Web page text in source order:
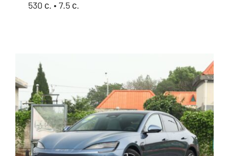
530 с. • 7.5 с.